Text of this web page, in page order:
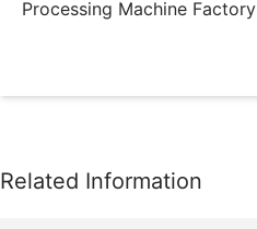
Processing Machine Factory